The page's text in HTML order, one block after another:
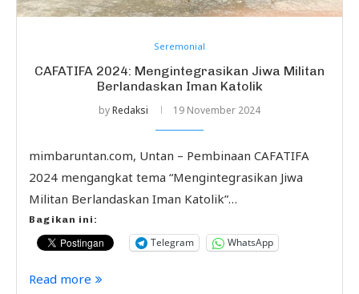
Seremonial
CAFATIFA 2024: Mengintegrasikan Jiwa Militan
Berlandaskan Iman Katolik
byRedaksi 19 November 2024
mimbaruntan.com, Untan – Pembinaan CAFATIFA
2024 mengangkat tema “Mengintegrasikan Jiwa
Militan Berlandaskan Iman Katolik”…
Bagikan ini:
Telegram WhatsApp
Read more